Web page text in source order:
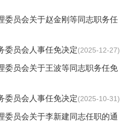
委员会关于赵金刚等同志职务任
委员会人事任免决定 2025-12-27
委员会关于王波等同志职务任免
委员会人事任免决定 2025-10-31
委员会关于李新建同志任职的通